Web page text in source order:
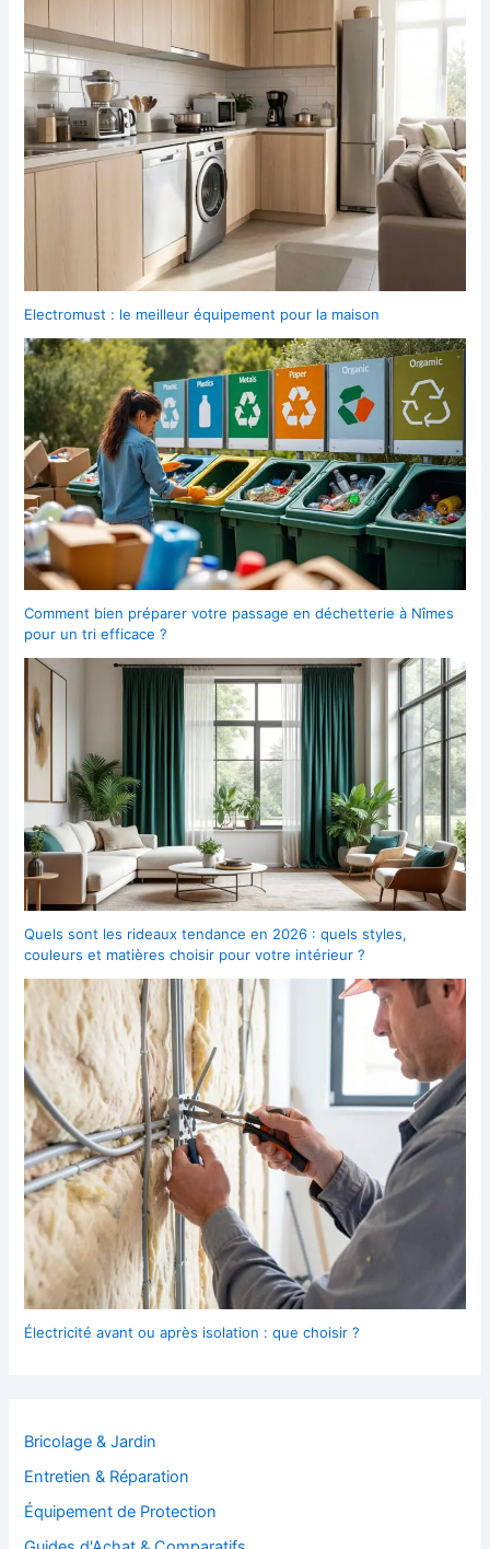
Electromust : le meilleur équipement pour la maison
Comment bien préparer votre passage en déchetterie à Nîmes
pour un tri efficace ?
Quels sont les rideaux tendance en 2026 : quels styles,
couleurs et matières choisir pour votre intérieur ?
Électricité avant ou après isolation : que choisir ?
Bricolage & Jardin
Entretien & Réparation
Équipement de Protection